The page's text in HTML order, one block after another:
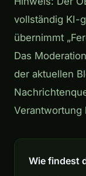
vollständig KI-
übernimmt
Das
der aktuellen
Verantwortung
Wie findest